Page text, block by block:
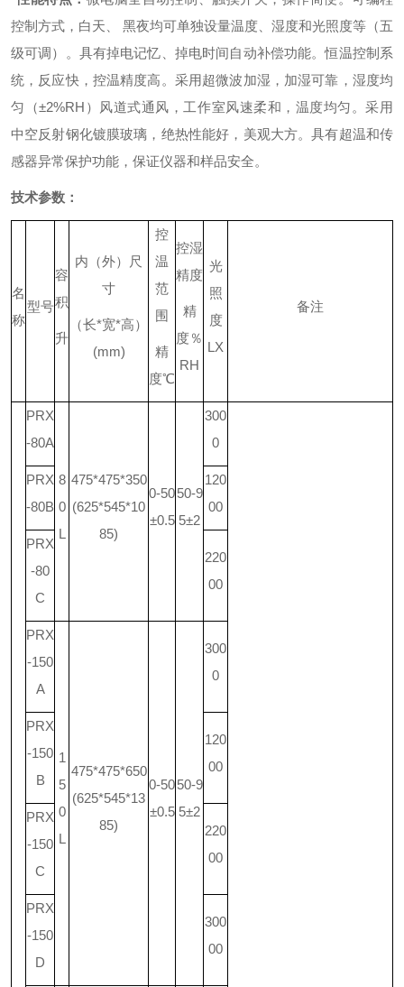
控制方式，白天、 黑夜均可单独设量温度、湿度和光照度等（五
级可调）。 具有掉电记忆、掉电时间自动补偿功能。恒温控制系
统，反应快，控温精度高。 采用超微波加湿，加湿可靠，湿度均
匀（±2%RH）
风道式通风，工作室风速柔和，温度均匀。采用
中空反射钢化镀膜玻璃，绝热性能好，美观大方。具有超温和传
感器异常保护功能，保证仪器和样品安全。
技术参数：
名
称
型号
容
积
升
内（外）尺
寸
（长*宽*高）
(mm)
控
温
范
围
精
度℃
控湿
精度
精
度％
RH
光
照
度
LX
备注
PRX
-80A
8
0
L
475*475*350
(625*545*10
85)
0-50
±0.5
50-9
5±2
300
0
PRX
-80B
120
00
PRX
-80
C
220
00
PRX
-150
A
1
5
0
L
475*475*650
(625*545*13
85)
0-50
±0.5
50-9
5±2
300
0
PRX
-150
B
120
00
PRX
-150
C
220
00
PRX
-150
D
300
00